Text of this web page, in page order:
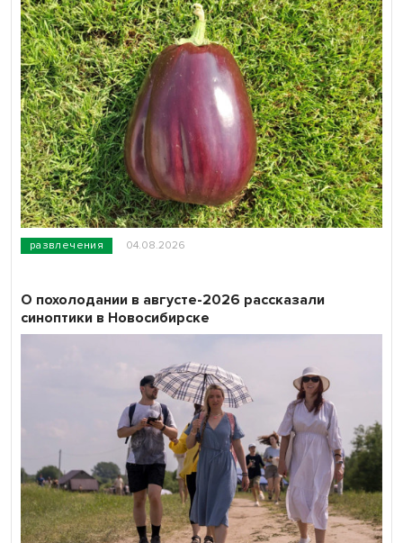
развлечения 04.08.2026
О похолодании в августе-2026 рассказали
синоптики в Новосибирске